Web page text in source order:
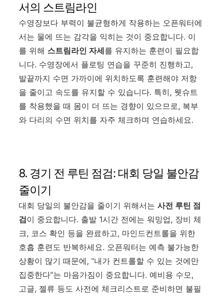
서의 스트림라인
수영장보다 부력이 불균형하게 작용하는 오픈워터에
서는 물에 뜨는 감각을 익히는 것이 중요합니다. 이
를 위해 스트림라인 자세를 유지하는 훈련이 필요합
니다. 수영장에서 플로팅 연습을 꾸준히 진행하고,
발끝까지 수면 가까이에 위치하도록 훈련해야 저항
을 줄이고 속도를 유지할 수 있습니다. 특히, 웻슈트
를 착용했을 때 몸이 더 뜨는 경향이 있으므로, 복부
와 다리의 수면 위치를 자주 체크하며 연습하세요.
8. 경기 전 루틴 점검: 대회 당일 불안감
줄이기
대회 당일의 불안감을 줄이기 위해서는 사전 루틴 점
검이 중요합니다. 출발 1시간 전에는 워밍업, 장비 체
크, 코스 확인 등을 완료하고, 마인드컨트롤을 위한
호흡 훈련도 반복하세요. 오픈워터는 예측 불가능한
상황이 많기 때문에, “내가 컨트롤할 수 있는 것에만
집중한다”는 마음가짐이 중요합니다. 예비용 수모,
고글, 젤류 등도 사전에 체크리스트로 준비하면 불필